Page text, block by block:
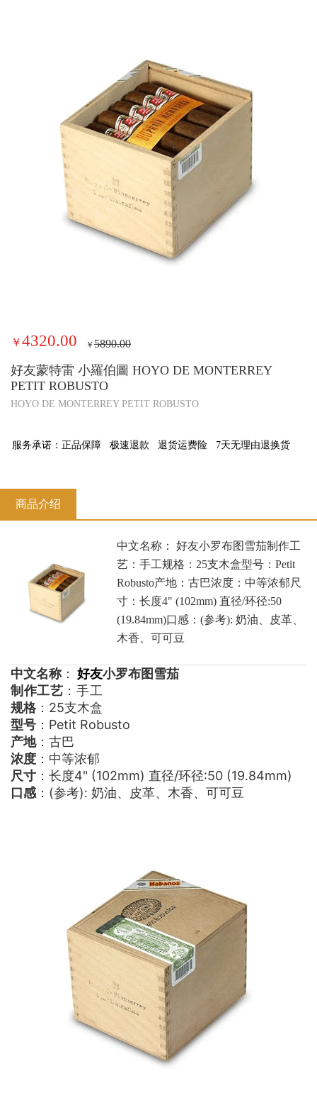
￥4320.00 ￥5890.00
好友蒙特雷 小羅伯圖 HOYO DE MONTERREY
PETIT ROBUSTO
HOYO DE MONTERREY PETIT ROBUSTO
服务承诺： 正品保障 极速退款 退货运费险 7天无理由退换货
商品介绍
中文名称： 好友小罗布图雪茄制作工
艺：手工规格：25支木盒型号：Petit
Robusto产地：古巴浓度：中等浓郁尺
寸：长度4" (102mm) 直径/环径:50
(19.84mm)口感：(参考): 奶油、皮革、
木香、可可豆
中文名称： 好友小罗布图雪茄
制作工艺 ：手工
规格：25支木盒
型号：Petit Robusto
产地：古巴
浓度：中等浓郁
尺寸：长度4" (102mm) 直径/环径:50 (19.84mm)
口感：(参考): 奶油、皮革、木香、可可豆